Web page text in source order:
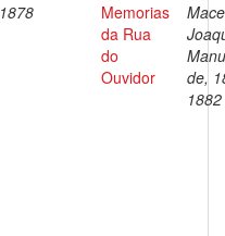
1878
Memorias
da Rua
do
Ouvidor
de,
1882